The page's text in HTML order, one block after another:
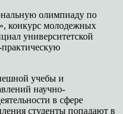
олимпиаду по
конкурс молодежных
университетской
учебы и
научно-
в сфере
студенты попадают в